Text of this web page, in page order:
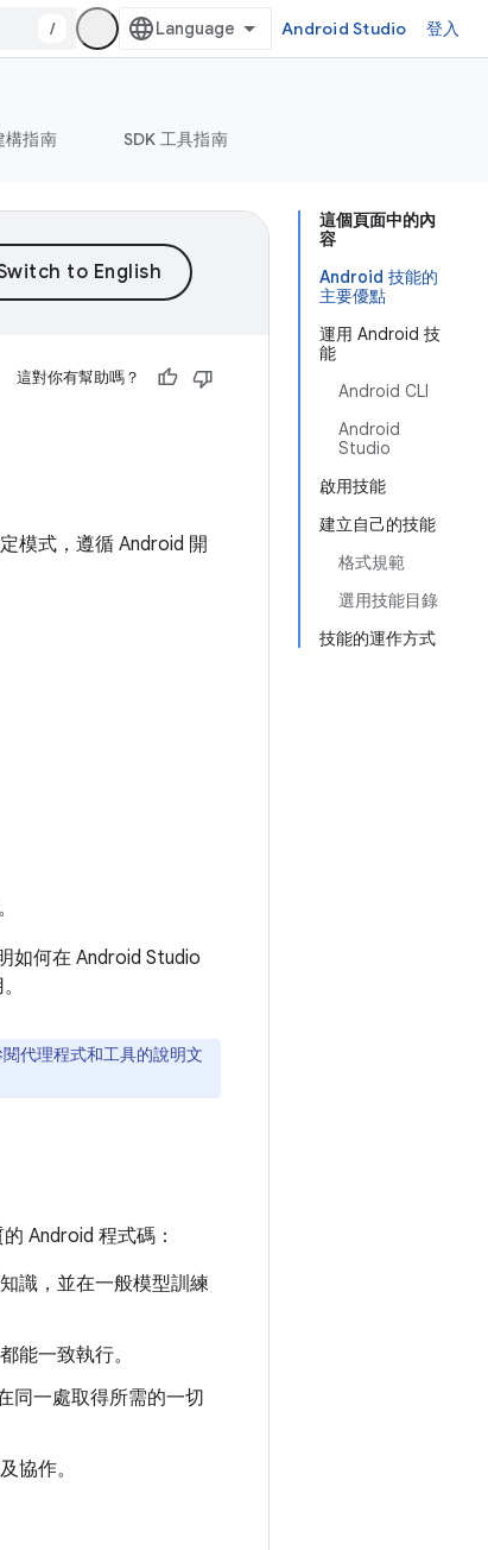
/ Android Studio 登入
指南 SDK 工具指南
這個頁面中的內
容
Android 技能的
主要優點
運用 Android 技
能
Android CLI
Android
Studio
啟用技能
建立自己的技能
格式規範
選用技能目錄
技能的運作方式
這對你有幫助嗎？
模式，遵循 Android 開
如何在 Android Studio
代理程式和工具的說明文
Android 程式碼：
識，並在一般模型訓練
能一致執行。
同一處取得所需的一切
協作。